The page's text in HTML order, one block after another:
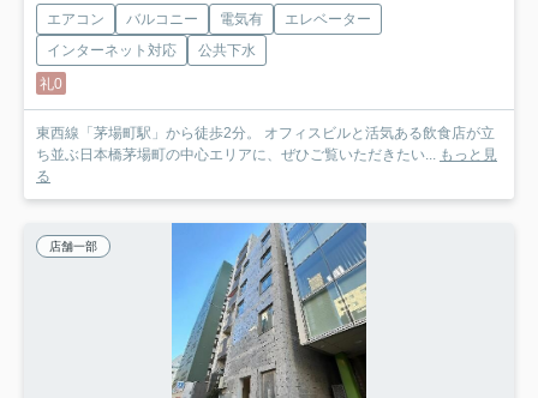
エアコン バルコニー 電気有
エレベーター
インターネット対応
公共下水
礼0
東西線「茅場町駅」から徒歩2分。 オフィスビルと活気ある飲食店が立
ち並ぶ日本橋茅場町の中心エリアに、ぜひご覧いただきたい... もっと見
る
店舗一部